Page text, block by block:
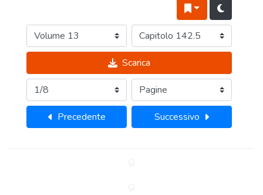
Scarica
Precedente Successivo